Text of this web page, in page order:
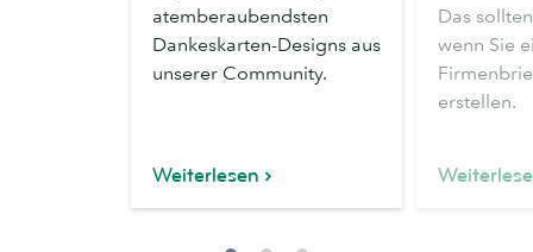
atemberaubendsten
Dankeskarten-Designs aus
unserer Community.
Weiterlesen
Das
wenn Sie
erstellen.